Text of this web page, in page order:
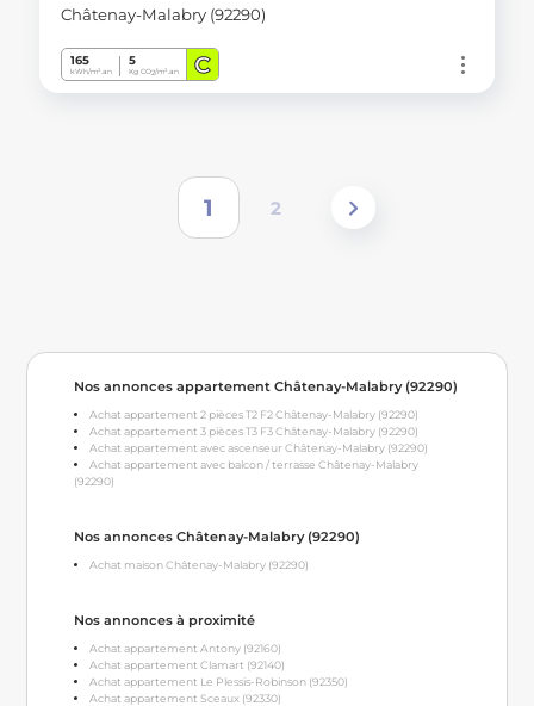
Châtenay-Malabry (92290)
165
kWh/m².an
5
Kg CO2/m².an C
1 2
Nos annonces appartement Châtenay-Malabry (92290)
Achat appartement 2 pièces T2 F2 Châtenay-Malabry (92290)
Achat appartement 3 pièces T3 F3 Châtenay-Malabry (92290)
Achat appartement avec ascenseur Châtenay-Malabry (92290)
Achat appartement avec balcon / terrasse Châtenay-Malabry
(92290)
Nos annonces Châtenay-Malabry (92290)
Achat maison Châtenay-Malabry (92290)
Nos annonces à proximité
Achat appartement Antony (92160)
Achat appartement Clamart (92140)
Achat appartement Le Plessis-Robinson (92350)
Achat appartement Sceaux (92330)